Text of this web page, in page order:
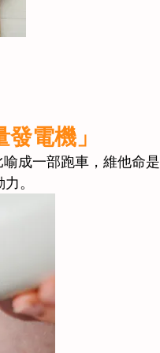
電機」
成一部跑車，維他命是
。